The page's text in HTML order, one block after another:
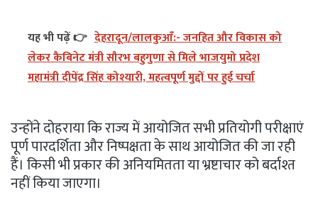
यह भी पढ़ें 👉 देहरादून/लालकुआँ:- जनहित और विकास को
लेकर कैबिनेट मंत्री सौरभ बहुगुणा से मिले भाजयुमो प्रदेश
महामंत्री दीपेंद्र सिंह कोश्यारी, महत्वपूर्ण मुद्दों पर हुई चर्चा
उन्होंने दोहराया कि राज्य में आयोजित सभी प्रतियोगी परीक्षाएं
पूर्ण पारदर्शिता और निष्पक्षता के साथ आयोजित की जा रही
हैं। किसी भी प्रकार की अनियमितता या भ्रष्टाचार को बर्दाश्त
नहीं किया जाएगा।